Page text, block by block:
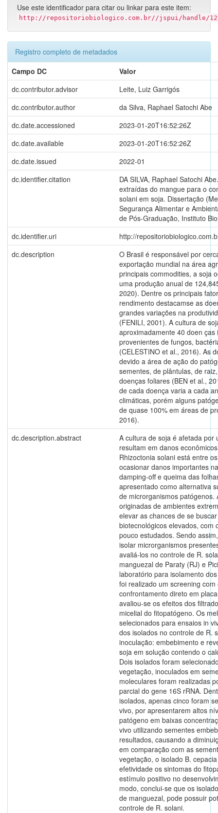
Use este identificador para citar ou linkar para este item:
http://repositoriobiologico.com.br//jspui/handle/
Registro completo de metadados
Campo DC
Valor
dc.contributor.advisor
Leite, Luiz Garrigós
dc.contributor.author
da Silva, Raphael Satochi Abe
dc.date.accessioned
2023-01-20T16:52:26Z
dc.date.available
2023-01-20T16:52:26Z
dc.date.issued
2022-01
dc.identifier.citation
DA SILVA, Raphael Satochi
extraídas do mangue para o
solani em soja. Dissertação
Segurança Alimentar e
de Pós-Graduação, Instituto
dc.identifier.uri
http://
dc.description
O Brasil é responsável por
exportação mundial na área
principais commodities, a soja
uma produção anual de
2020). Dentre os principais
rendimento destacamse as
grandes variações na
(FENILI, 2001). A cultura de
aproximadamente 40 doen ças
provenientes de fungos,
(CELESTINO et al., 2016). As
devido a área de ação do
sementes, de plântulas, de
doenças foliares (BEN et al.,
de cada doença varia a cada
climáticas, porém alguns
de quase 100% em áreas de
2016).
dc.description.abstract
A cultura de soja é afetada
resultam em danos
Rhizoctonia solani está entre
ocasionar danos importantes
damping-off e queima das
apresentado como alternativa
de microrganismos
originadas de ambientes
elevar as chances de se
biotecnológicos elevados, com
pouco estudados. Sendo
isolar microrganismos
avaliá-los no controle de R.
manguezal de Paraty (RJ) e
laboratório para isolamento
foi realizado um screening
confrontamento direto em
avaliou-se os efeitos dos
micelial do fitopatógeno. Os
selecionados para ensaios in
dos isolados no controle de R.
inoculação: embebimento e
soja em solução contendo o
Dois isolados foram
vegetação, inoculados em
moleculares foram realizadas
parcial do gene 16S rRNA.
isolados, apenas cinco foram
vivo, por apresentarem altos
patógeno em baixas
vivo utilizando sementes
resultados, causando a
em comparação com as
vegetação, o isolado B.
efetividade os sintomas do
estímulo positivo no
modo, conclui-se que os
de manguezal, pode possuir
controle de R. solani.